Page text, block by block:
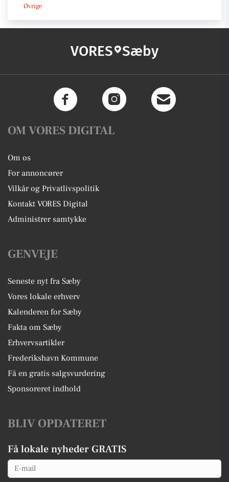
Øvrige
VORES Sæby
OM VORES DIGITAL
Om os
For annoncører
Vilkår og Privatlivspolitik
Kontakt VORES Digital
Administrer samtykke
GENVEJE
Seneste nyt fra Sæby
Vores lokale erhverv
Kalenderen for Sæby
Fakta om Sæby
Erhvervsartikler
Frederikshavn Kommune
Få en gratis salgsvurdering
Sponsoreret indhold
BLIV OPDATERET
Få lokale nyheder GRATIS
Email